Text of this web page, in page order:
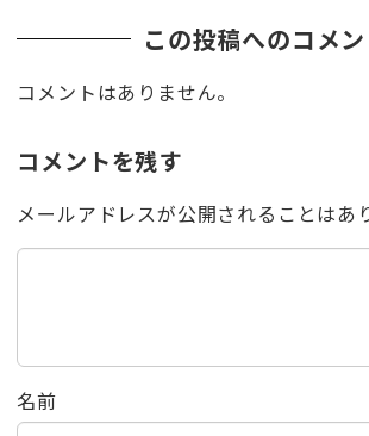
この投稿へのコメン
コメントはありません。
コメントを残す
メールアドレスが公開されることはあ
名前